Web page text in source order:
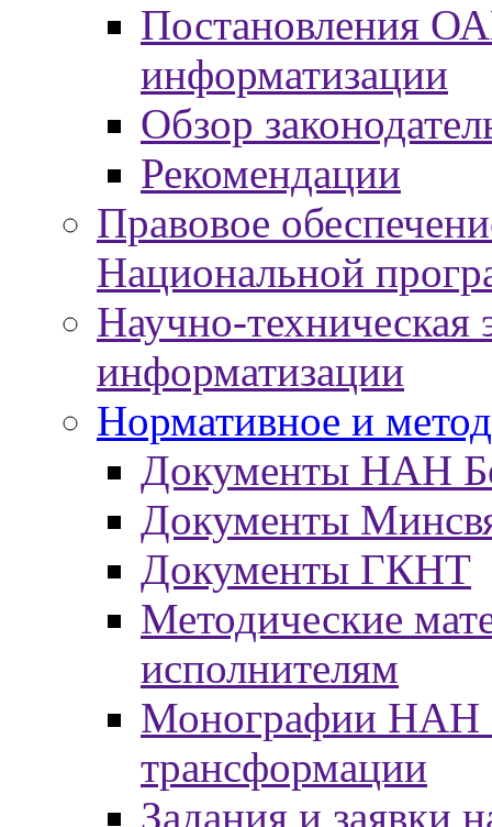
Постановления
информатизации
Обзор
Рекомендации
Правовое
Национальной
Научно-техническая
информатизации
Нормативное и
Документы НАН
Документы
Документы ГКНТ
Методические
исполнителям
Монографии НАН
трансформации
Задания и заявки